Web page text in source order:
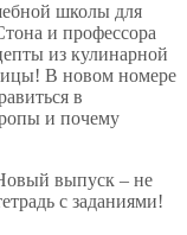
школы для
и профессора
из кулинарной
В новом номере
в
и почему
выпуск – не
с заданиями!